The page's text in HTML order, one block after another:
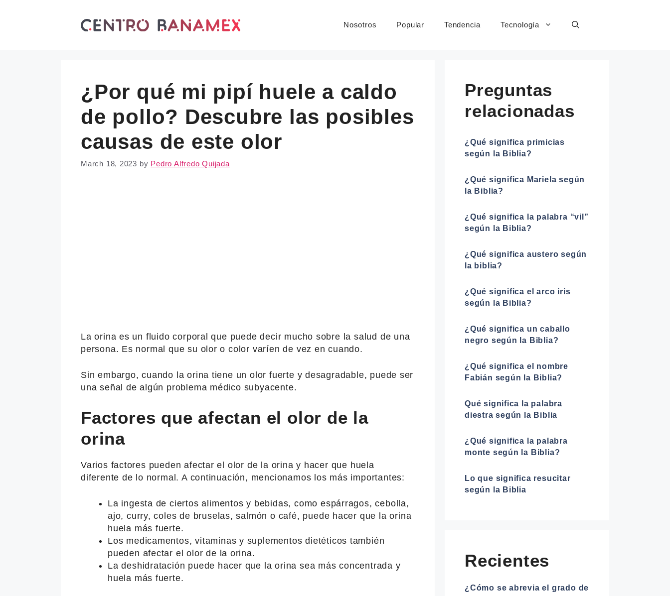
Nosotros Popular Tendencia Tecnología
¿Por qué mi pipí huele a caldo
de pollo? Descubre las posibles
causas de este olor
March 18, 2023 by Pedro Alfredo Quijada
La orina es un fluido corporal que puede decir mucho sobre la salud de una
persona. Es normal que su olor o color varíen de vez en cuando.
Sin embargo, cuando la orina tiene un olor fuerte y desagradable, puede ser
una señal de algún problema médico subyacente.
Factores que afectan el olor de la
orina
Varios factores pueden afectar el olor de la orina y hacer que huela
diferente de lo normal. A continuación, mencionamos los más importantes:
La ingesta de ciertos alimentos y bebidas, como espárragos, cebolla,
ajo, curry, coles de bruselas, salmón o café, puede hacer que la orina
huela más fuerte.
Los medicamentos, vitaminas y suplementos dietéticos también
pueden afectar el olor de la orina.
La deshidratación puede hacer que la orina sea más concentrada y
huela más fuerte.
Preguntas
relacionadas
¿Qué significa primicias
según la Biblia?
¿Qué significa Mariela según
la Biblia?
¿Qué significa la palabra “vil”
según la Biblia?
¿Qué significa austero según
la biblia?
¿Qué significa el arco iris
según la Biblia?
¿Qué significa un caballo
negro según la Biblia?
¿Qué significa el nombre
Fabián según la Biblia?
Qué significa la palabra
diestra según la Biblia
¿Qué significa la palabra
monte según la Biblia?
Lo que significa resucitar
según la Biblia
Recientes
¿Cómo se abrevia el grado de